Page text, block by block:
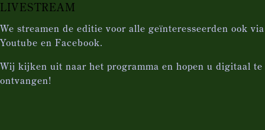
LIVESTREAM
We streamen de editie voor alle geïnteresseerden ook via
Youtube en Facebook.
Wij kijken uit naar het programma en hopen u digitaal te
ontvangen!